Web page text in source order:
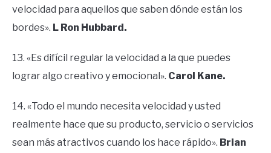
velocidad para aquellos que saben dónde están los
bordes». L Ron Hubbard.
13. «Es difícil regular la velocidad a la que puedes
lograr algo creativo y emocional». Carol Kane.
14. «Todo el mundo necesita velocidad y usted
realmente hace que su producto, servicio o servicios
sean más atractivos cuando los hace rápido». Brian